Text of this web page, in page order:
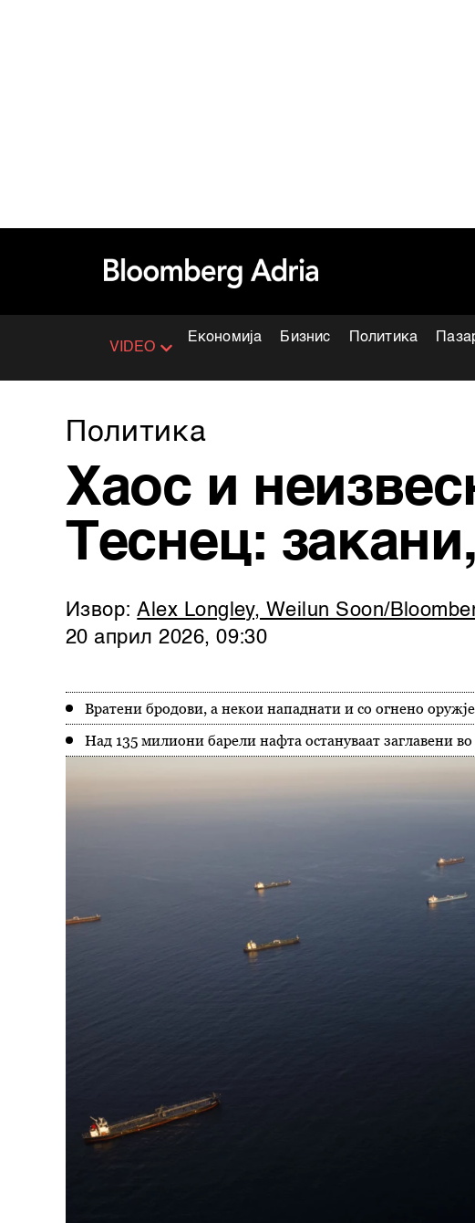
VIDEO
Економија Бизнис Политика
Политика
Хаос и
Теснец:
Извор:Alex Longley, Weilun Soon/
20 април 2026, 09:30
Вратени бродови, а некои нападнати и со огнено оружје
Над 135 милиони барели нафта остануваат заглавени